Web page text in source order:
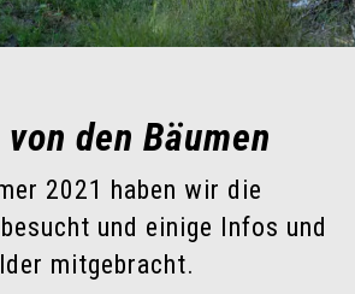
den Bäumen
2021 haben wir die
und einige Infos und
mitgebracht.